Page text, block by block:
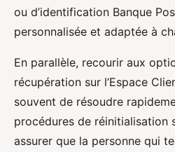
ou d’identification Banque
personnalisée et adaptée à
En parallèle, recourir aux
récupération sur l’Espace
souvent de résoudre
procédures de réinitialisation
assurer que la personne qui